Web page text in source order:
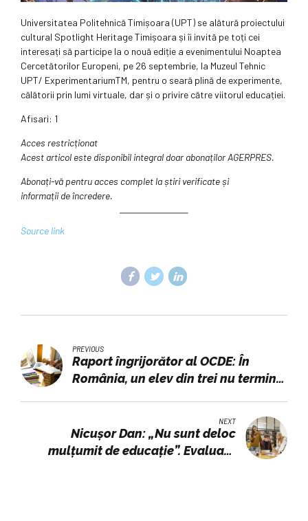
Universitatea Politehnică Timișoara (UPT) se alătură proiectului
cultural Spotlight Heritage Timișoara și îi invită pe toți cei
interesați să participe la o nouă ediție a evenimentului Noaptea
Cercetătorilor Europeni, pe 26 septembrie, la Muzeul Tehnic
UPT/ ExperimentariumTM, pentru o seară plină de experimente,
călătorii prin lumi virtuale, dar și o privire către viitorul educației.
Afisari: 1
Acces restricționat
Acest articol este disponibil integral doar abonaților AGERPRES.
Abonați-vă pentru acces complet la știri verificate și
informații de încredere.
Source link
PREVIOUS
Raport îngrijorător al OCDE: În
România, un elev din trei nu termină
NEXT
Nicușor Dan: „Nu sunt deloc
mulțumit de educație”. Evaluare